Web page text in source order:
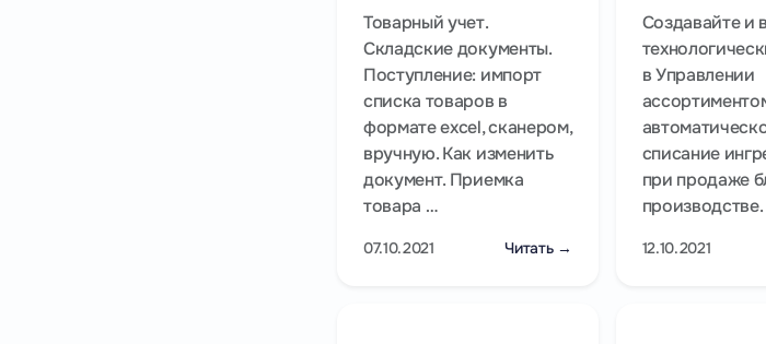
Товарный учет.
Складские документы.
Поступление: импорт
списка товаров в
формате excel, сканером,
вручную. Как изменить
документ. Приемка
товара …
07.10.2021 Читать →
Создавайте и
в Управлении
списание
при продаже
производстве.
12.10.2021